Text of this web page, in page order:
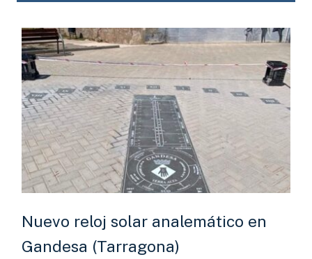
Nuevo reloj solar analemático en
Gandesa (Tarragona)